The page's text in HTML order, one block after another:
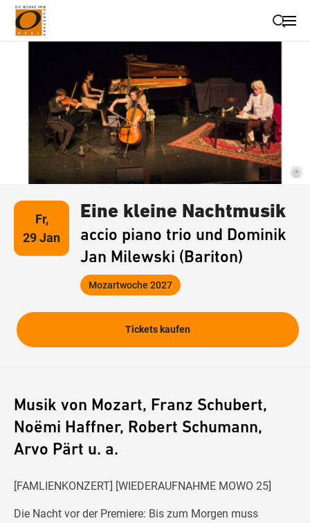
Suche schließen
Wegbeschreibung erhalten
©
Fr,
29 Jan
Eine kleine Nachtmusik
accio piano trio und Dominik
Jan Milewski (Bariton)
Mozartwoche 2027
Tickets kaufen
Musik von Mozart, Franz Schubert,
Noëmi Haffner, Robert Schumann,
Arvo Pärt u. a.
[FAMLIENKONZERT] [WIEDERAUFNAHME MOWO 25]
Die Nacht vor der Premiere: Bis zum Morgen muss